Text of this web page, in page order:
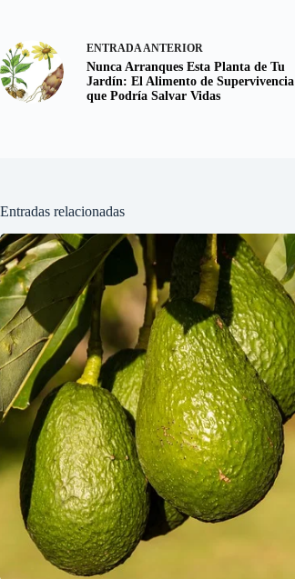
ENTRADAANTERIOR
Nunca Arranques Esta Planta de Tu
Jardín: El Alimento de Supervivencia
que Podría Salvar Vidas
Entradas relacionadas